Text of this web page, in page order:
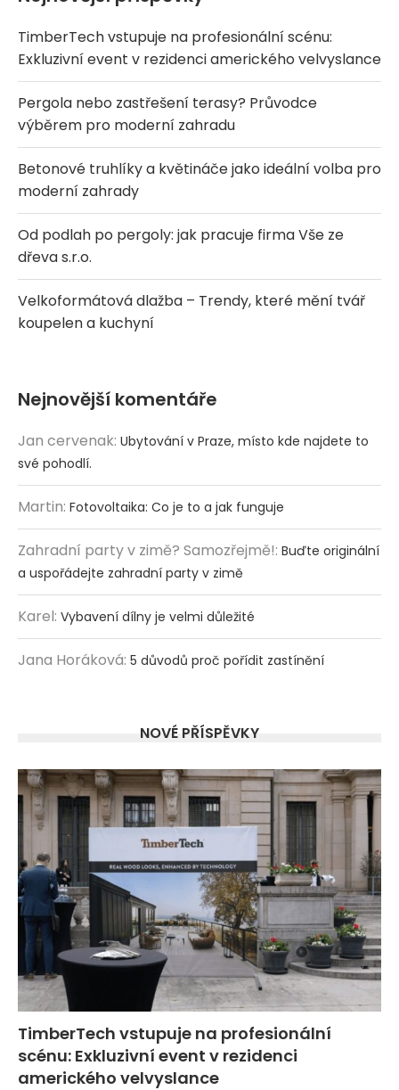
TimberTech vstupuje na profesionální scénu:
Exkluzivní event v rezidenci amerického velvyslance
Pergola nebo zastřešení terasy? Průvodce
výběrem pro moderní zahradu
Betonové truhlíky a květináče jako ideální volba pro
moderní zahrady
Od podlah po pergoly: jak pracuje firma Vše ze
dřeva s.r.o.
Velkoformátová dlažba – Trendy, které mění tvář
koupelen a kuchyní
Nejnovější komentáře
Jan cervenak: Ubytování v Praze, místo kde najdete to
své pohodlí.
Martin: Fotovoltaika: Co je to a jak funguje
Zahradní party v zimě? Samozřejmě!: Buďte originální
a uspořádejte zahradní party v zimě
Karel: Vybavení dílny je velmi důležité
Jana Horáková: 5 důvodů proč pořídit zastínění
NOVÉ PŘÍSPĚVKY
TimberTech vstupuje na profesionální
scénu: Exkluzivní event v rezidenci
amerického velvyslance